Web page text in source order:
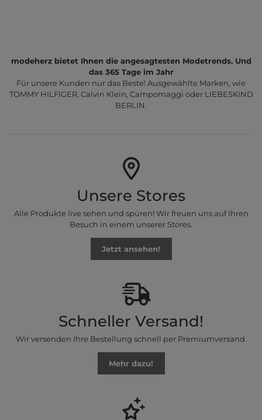
modeherz bietet Ihnen die angesagtesten Modetrends. Und
das 365 Tage im Jahr
Für unsere Kunden nur das Beste! Ausgewählte Marken, wie
TOMMY HILFIGER, Calvin Klein, Campomaggi oder LIEBESKIND
BERLIN.
Unsere Stores
Alle Produkte live sehen und spüren! Wir freuen uns auf Ihren
Besuch in einem unserer Stores.
Jetzt ansehen!
Schneller Versand!
Wir versenden Ihre Bestellung schnell per Premiumversand.
Mehr dazu!